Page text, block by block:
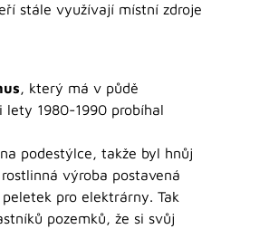
stále využívají místní zdroje
, který má v půdě
lety 1980-1990 probíhal
podestýlce, takže byl hnůj
výroba postavená
pro elektrárny. Tak
pozemků, že si svůj